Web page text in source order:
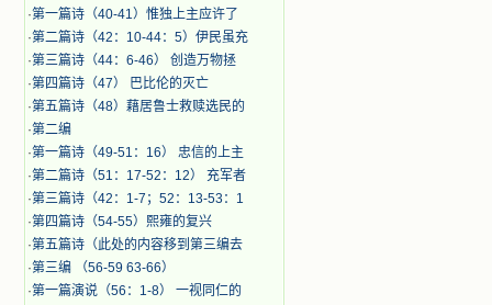
·第一篇诗（40-41）惟独上主应许了
·第二篇诗（42：10-44：5）伊民虽充
·第三篇诗（44：6-46） 创造万物拯
·第四篇诗（47） 巴比伦的灭亡
·第五篇诗（48）藉居鲁士救赎选民的
·第二编
·第一篇诗（49-51：16） 忠信的上主
·第二篇诗（51：17-52：12） 充军者
·第三篇诗（42：1-7；52：13-53：1
·第四篇诗（54-55）熙雍的复兴
·第五篇诗（此处的内容移到第三编去
·第三编 （56-59 63-66）
·第一篇演说（56：1-8） 一视同仁的